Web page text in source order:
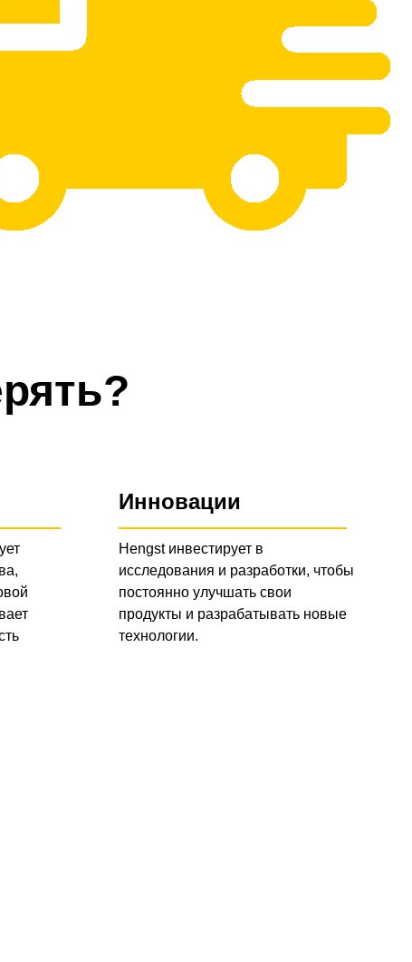
Инновации
Hengst инвестирует в
исследования и разработки, чтобы
постоянно улучшать свои
продукты и разрабатывать новые
технологии.